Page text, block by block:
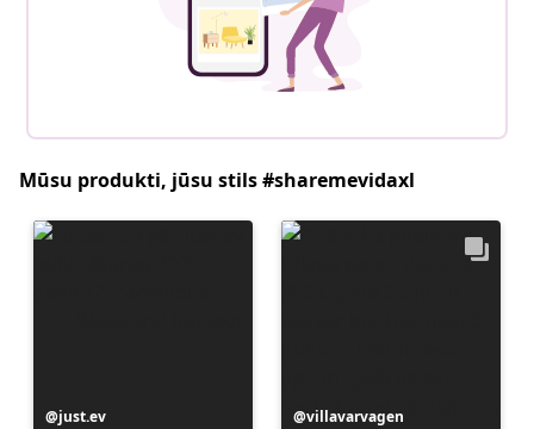
Mūsu produkti, jūsu stils #sharemevidaxl
Ierakstu
just.ev
Ierakstu
villavarvagen